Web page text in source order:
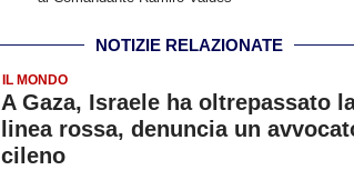
NOTIZIE RELAZIONATE
IL MONDO
A Gaza, Israele ha oltrepassato
linea rossa, denuncia un
cileno